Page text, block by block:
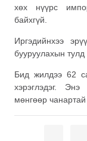
хөх нүүрс
байхгүй.
Иргэдийнхээ
бууруулахын
Бид жилдээ 62
хэрэглэдэг.
мөнгөөр